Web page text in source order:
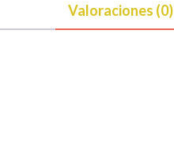
Valoraciones (0)